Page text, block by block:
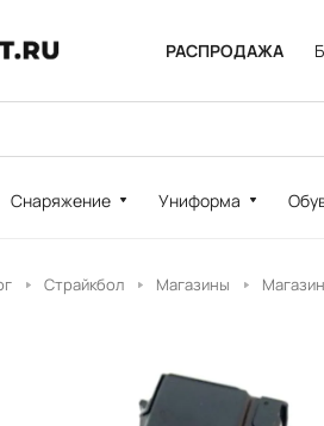
РАСПРОДАЖА
Снаряжение Униформа
Страйкбол Магазины